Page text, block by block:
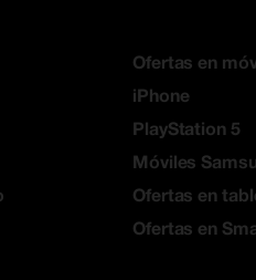
Ofertas en
iPhone
PlayStation 5
Móviles
Ofertas en
Ofertas en